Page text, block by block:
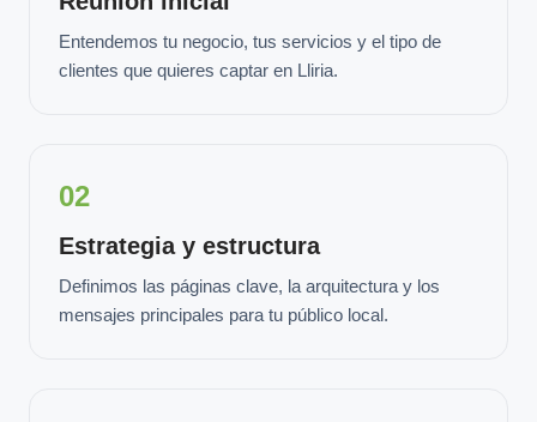
Entendemos tu negocio, tus servicios y el tipo de
clientes que quieres captar en Lliria.
02
Estrategia y estructura
Definimos las páginas clave, la arquitectura y los
mensajes principales para tu público local.